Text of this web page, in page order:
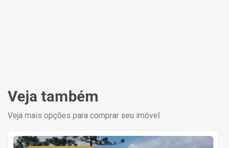
Veja também
Veja mais opções para comprar seu imóvel